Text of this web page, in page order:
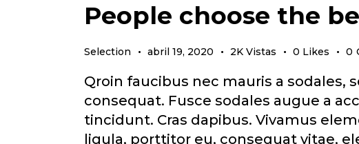
People choose the
Selection abril 19, 2020 2K Vistas 0 Likes 0
Qroin faucibus nec mauris a sodales,
consequat. Fusce sodales augue a
tincidunt. Cras dapibus. Vivamus
ligula, porttitor eu, consequat vitae,